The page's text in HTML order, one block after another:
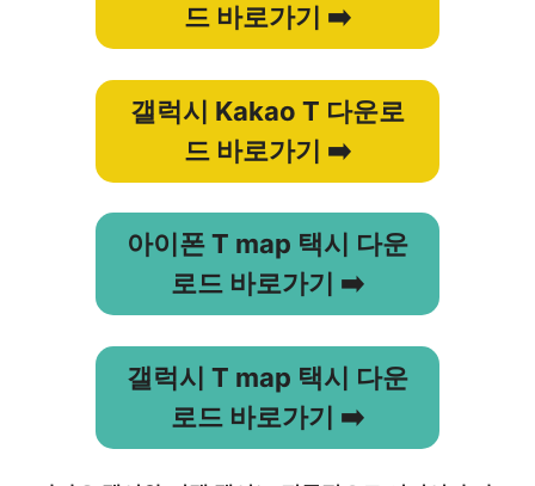
드 바로가기 ➡️
갤럭시 Kakao T 다운로
드 바로가기 ➡️
아이폰 T map 택시 다운
로드 바로가기 ➡️
갤럭시 T map 택시 다운
로드 바로가기 ➡️